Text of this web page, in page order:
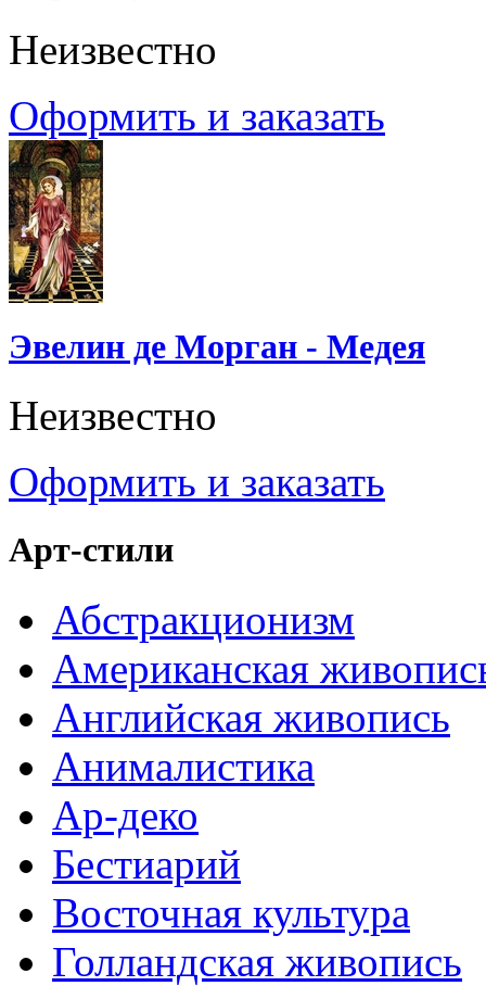
Неизвестно
Оформить и заказать
Эвелин де Морган - Медея
Неизвестно
Оформить и заказать
Арт-стили
Абстракционизм
Американская
Английская живопись
Анималистика
Ар-деко
Бестиарий
Восточная культура
Голландская живопись